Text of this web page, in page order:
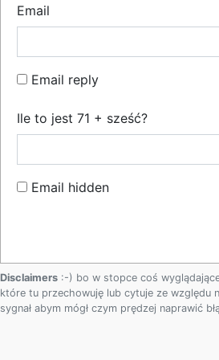
Email
Email reply
Ile to jest 71 + sześć?
Email hidden
Disclaimers :-) bo w stopce coś
które tu przechowuję lub cytuje ze względu
sygnał abym mógł czym prędzej naprawić